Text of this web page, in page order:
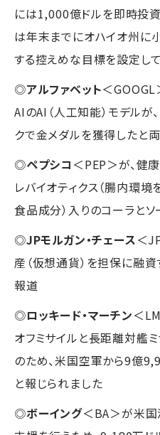
には1,000億ドルを即時投
は年末までにオハイオ州に
する控えめな目標を設定し
◎アルファベット＜GOOGL
AIのAI（人工知能）モデル
クで金メダルを獲得したと
◎ペプシコ ＜PEP＞が、健
レバイオティクス（腸内環
食品成分）入りのコーラと
◎JPモルガン・チェース＜
産（仮想通貨）を担保に融
報道
◎ロッキード・マーチン＜
オフミサイルと長距離対艦
のため、米国空軍から9億
と報じられました
◎ボーイング＜BA＞が米